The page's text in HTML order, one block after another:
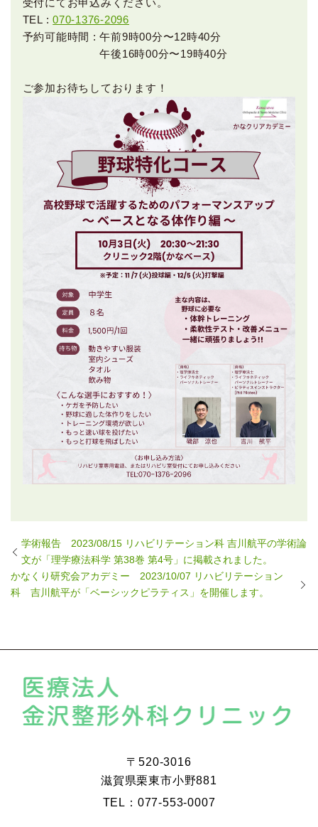
TEL :070-1376-2096
予約可能時間 : 午前9時00分〜12時40分
午後16時00分〜19時40分
ご参加お待ちしております！
学術報告 2023/08/15 リハビリテーション科 吉川航平の学術論
文が「理学療法科学 第38巻 第4号」に掲載されました。
かなくり研究会アカデミー 2023/10/07 リハビリテーション
科 吉川航平が「ベーシックピラティス」を開催します。
〒520-3016
滋賀県栗東市小野881
TEL：077-553-0007